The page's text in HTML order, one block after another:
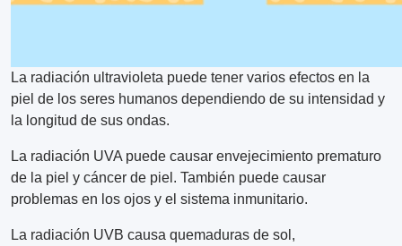
La radiación ultravioleta puede tener varios efectos en la
piel de los seres humanos dependiendo de su intensidad y
la longitud de sus ondas.
La radiación UVA puede causar envejecimiento prematuro
de la piel y cáncer de piel. También puede causar
problemas en los ojos y el sistema inmunitario.
La radiación UVB causa quemaduras de sol,